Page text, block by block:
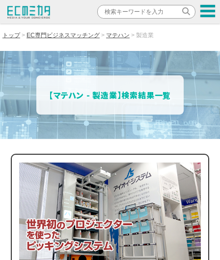
トップ EC専門ビジネスマッチング マテハン 製造業
【マテハン - 製造業】検索結果一覧